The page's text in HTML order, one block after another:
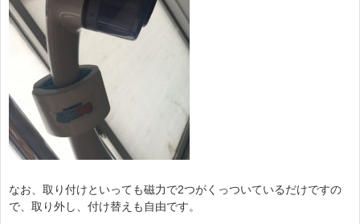
なお、取り付けといっても磁力で2つがくっついているだけですの
で、取り外し、付け替えも自由です。